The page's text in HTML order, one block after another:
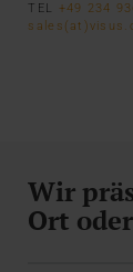
TEL
+49 234
Wir
Ort